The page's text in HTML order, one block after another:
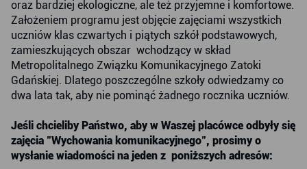
oraz bardziej ekologiczne, ale też przyjemne i komfortowe.
Założeniem programu jest objęcie zajęciami wszystkich
uczniów klas czwartych i piątych szkół podstawowych,
zamieszkujących obszar wchodzący w skład
Metropolitalnego Związku Komunikacyjnego Zatoki
Gdańskiej. Dlatego poszczególne szkoły odwiedzamy co
dwa lata tak, aby nie pominąć żadnego rocznika uczniów.
Jeśli chcieliby Państwo, aby w Waszej placówce odbyły się
zajęcia "Wychowania komunikacyjnego", prosimy o
wysłanie wiadomości na jeden z poniższych adresów: